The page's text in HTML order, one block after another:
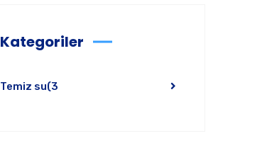
Kategoriler
Temiz su(3